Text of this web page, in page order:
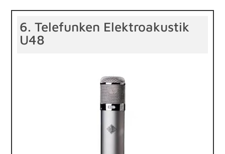
6. Telefunken Elektroakustik
U48